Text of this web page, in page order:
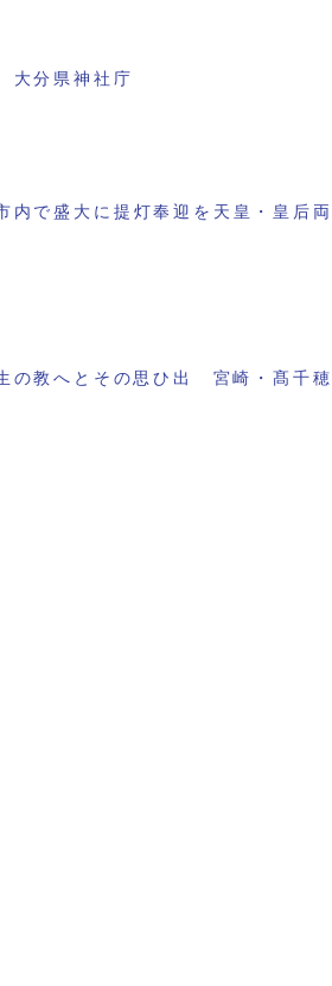
分県神社庁
で盛大に提灯奉迎を天皇・皇后
教へとその思ひ出 宮崎・髙千